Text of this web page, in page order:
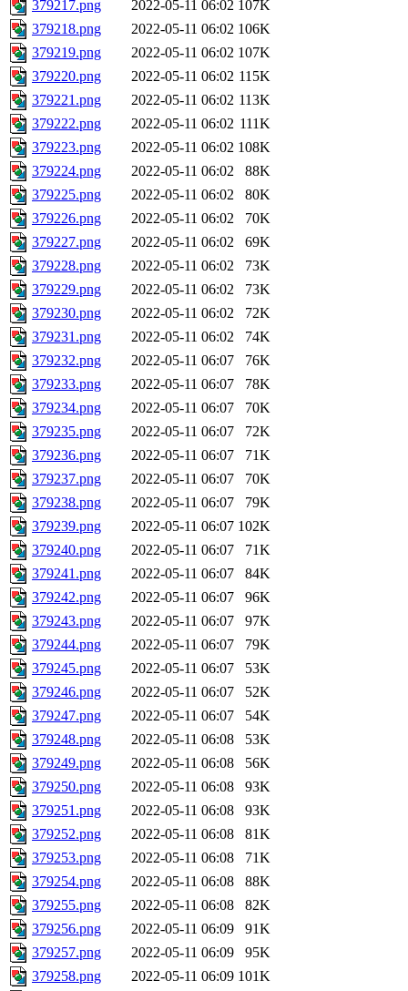
379217.png 2022-05-11 06:02 107K
379218.png
2022-05-11 06:02 106K
379219.png
2022-05-11 06:02 107K
379220.png
2022-05-11 06:02 115K
379221.png
2022-05-11 06:02 113K
379222.png
2022-05-11 06:02 111K
379223.png
2022-05-11 06:02 108K
379224.png
2022-05-11 06:02
88K
379225.png
2022-05-11 06:02
80K
379226.png
2022-05-11 06:02
70K
379227.png
2022-05-11 06:02
69K
379228.png
2022-05-11 06:02
73K
379229.png
2022-05-11 06:02
73K
379230.png
2022-05-11 06:02
72K
379231.png
2022-05-11 06:02
74K
379232.png
2022-05-11 06:07
76K
379233.png
2022-05-11 06:07
78K
379234.png
2022-05-11 06:07
70K
379235.png
2022-05-11 06:07
72K
379236.png
2022-05-11 06:07
71K
379237.png
2022-05-11 06:07
70K
379238.png
2022-05-11 06:07
79K
379239.png
2022-05-11 06:07 102K
379240.png
2022-05-11 06:07
71K
379241.png
2022-05-11 06:07
84K
379242.png
2022-05-11 06:07
96K
379243.png
2022-05-11 06:07
97K
379244.png
2022-05-11 06:07
79K
379245.png
2022-05-11 06:07
53K
379246.png
2022-05-11 06:07
52K
379247.png
2022-05-11 06:07
54K
379248.png
2022-05-11 06:08
53K
379249.png
2022-05-11 06:08
56K
379250.png
2022-05-11 06:08
93K
379251.png
2022-05-11 06:08
93K
379252.png
2022-05-11 06:08
81K
379253.png
2022-05-11 06:08
71K
379254.png
2022-05-11 06:08
88K
379255.png
2022-05-11 06:08
82K
379256.png
2022-05-11 06:09
91K
379257.png
2022-05-11 06:09
95K
379258.png
2022-05-11 06:09 101K